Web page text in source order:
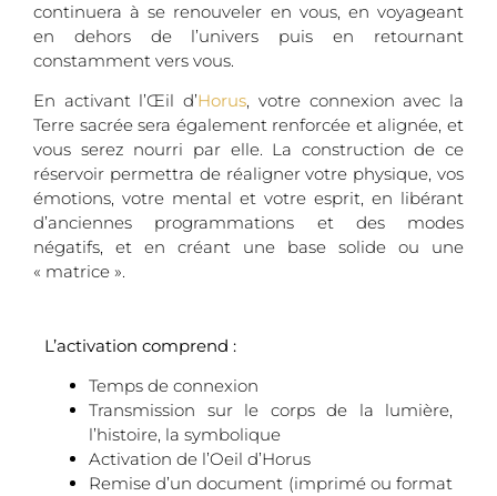
continuera à se renouveler en vous, en voyageant
en dehors de l’univers puis en retournant
constamment vers vous.
En activant l’Œil d’Horus, votre connexion avec la
Terre sacrée sera également renforcée et alignée, et
vous serez nourri par elle. La construction de ce
réservoir permettra de réaligner votre physique, vos
émotions, votre mental et votre esprit, en libérant
d’anciennes programmations et des modes
négatifs, et en créant une base solide ou une
« matrice ».
L’activation comprend :
Temps de connexion
Transmission sur le corps de la lumière,
l’histoire, la symbolique
Activation de l’Oeil d’Horus
Remise d’un document (imprimé ou format